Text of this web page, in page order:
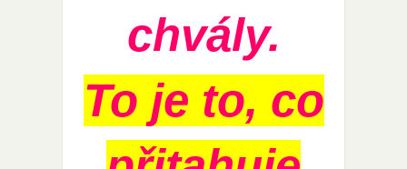
chvály.
To je to, co